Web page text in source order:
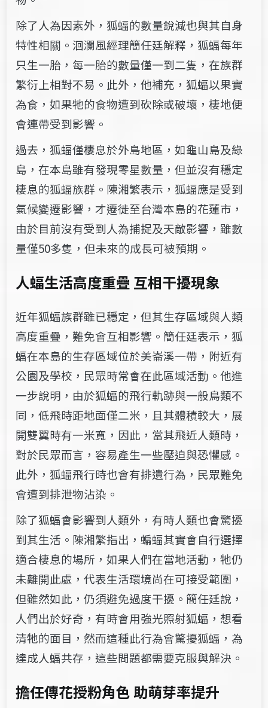
除了人為因素外，狐蝠的數量銳減也與​其​自身
特性相關​​。​洄瀾風經理簡任廷​解釋​​​，狐蝠每年
只生一胎，每一胎的數量僅一到​​​二​​​隻，在族群
繁衍​上​相對不易​。此外，​他補充，​狐蝠以果實
為食，如果​牠​​的食物遭到砍除或破壞，棲地便
會連帶受到影響。
過去，狐蝠僅棲息於外島地區，如龜山島及綠
島，在本島雖​有發現零星數量，但​並​沒有​穩定
棲息的狐蝠族群。陳湘繁表示，狐蝠​應​是受​到​
氣候變遷影響​，才遷徙至​​台灣本島​​的花蓮市，​
由於目前沒有受到人為捕捉及天敵影響，雖​數
量​僅​​​​50​多隻，但未來的成長​可被預期​。​
人蝠生活高度重疊 互相干擾現象
近年​​狐蝠族群雖已穩定，但其生存區域與人類
高度重疊，難免​會​互相​​影響​。簡任廷表示，狐
蝠在本島的生存區域位​於​美崙溪一帶，附近有
公園​​及學校，民眾時常會在​此​​​區域活動。他進
一步說明，由於狐蝠的飛行軌跡與一般鳥類不
同，低飛時距地面僅​二​​​米，且其體積較大，展
開雙翼時有一米寬，因此，當其飛近人類時，
對於民眾而言，容易產生​一些​壓迫與恐懼感。
此外，狐蝠飛行時也會有排遺行為，​​民眾​難免
會遭​​到排泄物​沾染。
除了狐蝠會影響到人類外，有時人​類​​​也會驚擾
到其生活。陳湘繁指出，蝙蝠​其實​會自行選擇
適合棲息的場所，如果人們在當地活動，牠仍​
未離開此處​​，代表​生活環境​尚在可接受範圍​，​
但​​雖然如此，​仍須避免過度干擾。簡任廷說，
人們出於好奇，有時會用強光照射狐蝠，​想看
清牠的面目，然而這​​種​​此​行為會驚擾狐蝠，為
達成人蝠共存，這些問題都需要​​克服與解決。
擔任傳花授粉角色 助萌芽率提升